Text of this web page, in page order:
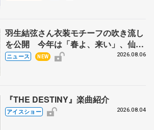
羽生結弦さん衣装モチーフの吹き流し
を公開 今年は「春よ、来い」、仙台
の瑞鳳殿
ニュース NEW 2026.08.06
『THE DESTINY』楽曲紹介
アイスショー 2026.08.04